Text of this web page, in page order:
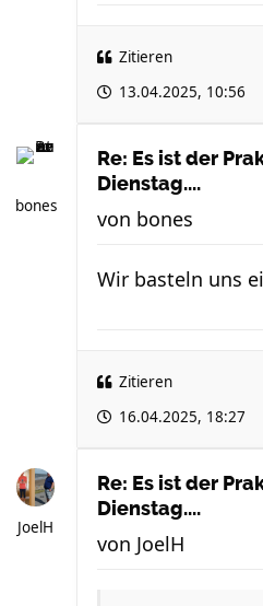
Zitieren
13.04.2025, 10:56
bones
Re: Es ist der
Dienstag....
von bones
Wir basteln uns
Zitieren
16.04.2025, 18:27
JoelH
Re: Es ist der
Dienstag....
von JoelH